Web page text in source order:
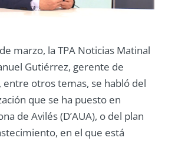
marzo, la TPA Noticias Matinal
Gutiérrez, gerente de
entre otros temas, se habló del
que se ha puesto en
de Avilés (D’AUA), o del plan
en el que está